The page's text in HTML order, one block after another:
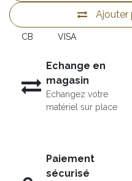
Ajouter
CB VISA
Echange en
magasin
Echangez votre
matériel sur place
Paiement
sécurisé